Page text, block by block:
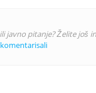
javno pitanje? Želite još